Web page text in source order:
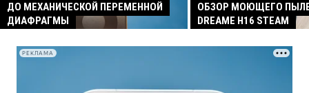
ДО МЕХАНИЧЕСКОЙ ПЕРЕМЕННОЙ
ДИАФРАГМЫ
ОБЗОР МОЮЩЕГО
DREAME H16 STEAM
РЕКЛАМА